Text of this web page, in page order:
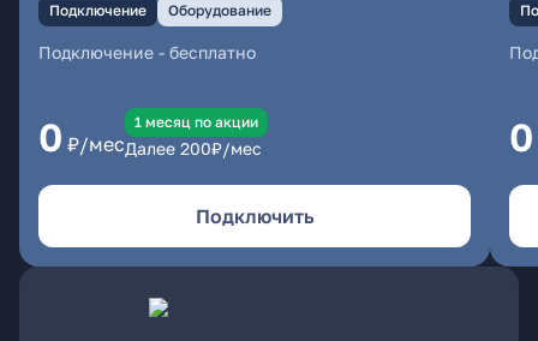
Подключение Оборудование
Подключение - бесплатно
0 ₽/мес
1 месяц по акции
Далее 200₽/мес
Подключить
0